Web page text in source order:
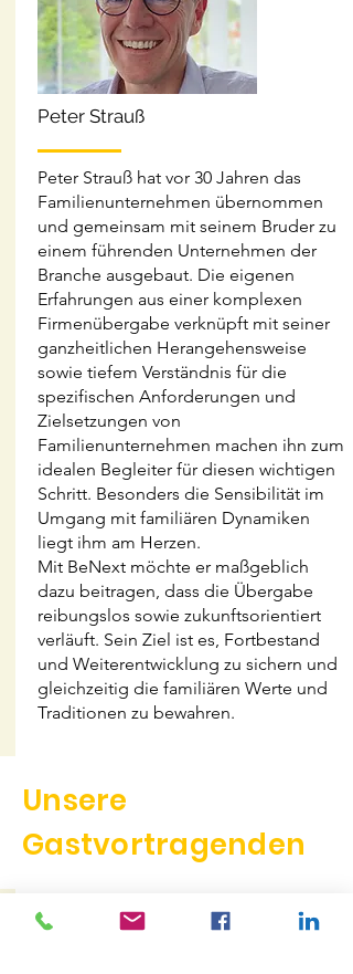
Peter Strauß
Peter Strauß hat vor 30 Jahren das
Familienunternehmen übernommen
und gemeinsam mit seinem Bruder zu
einem führenden Unternehmen der
Branche ausgebaut. Die eigenen
Erfahrungen aus einer komplexen
Firmenübergabe verknüpft mit seiner
ganzheitlichen Herangehensweise
sowie tiefem Verständnis für die
spezifischen Anforderungen und
Zielsetzungen von
Familienunternehmen machen ihn zum
idealen Begleiter für diesen wichtigen
Schritt. Besonders die Sensibilität im
Umgang mit familiären Dynamiken
liegt ihm am Herzen.
Mit BeNext möchte er maßgeblich
dazu beitragen, dass die Übergabe
reibungslos sowie zukunftsorientiert
verläuft. Sein Ziel ist es, Fortbestand
und Weiterentwicklung zu sichern und
gleichzeitig die familiären Werte und
Traditionen zu bewahren.
Unsere
Gastvortragenden